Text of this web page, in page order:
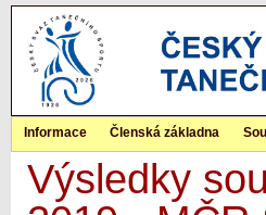
Informace Členská základna
Výsledky